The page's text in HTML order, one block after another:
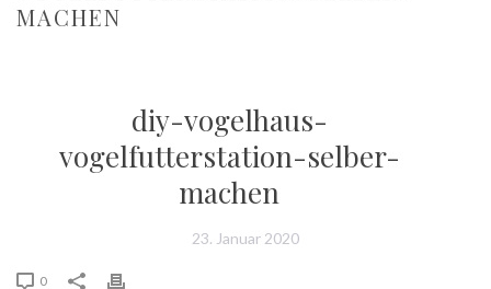
MACHEN
diy-vogelhaus-
vogelfutterstation-selber-
machen
23. Januar 2020
0